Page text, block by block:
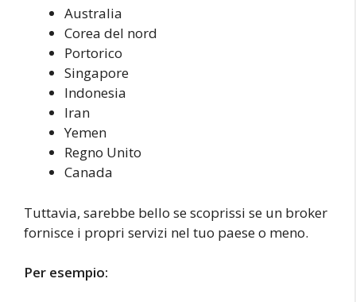
Australia
Corea del nord
Portorico
Singapore
Indonesia
Iran
Yemen
Regno Unito
Canada
Tuttavia, sarebbe bello se scoprissi se un broker
fornisce i propri servizi nel tuo paese o meno.
Per esempio: